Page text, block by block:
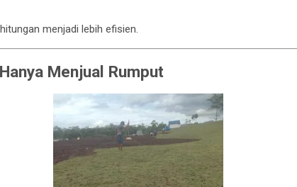
menjadi lebih efisien.
Menjual Rumput